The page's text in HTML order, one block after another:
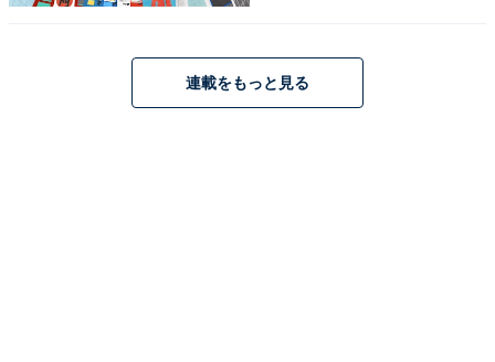
連載をもっと見る